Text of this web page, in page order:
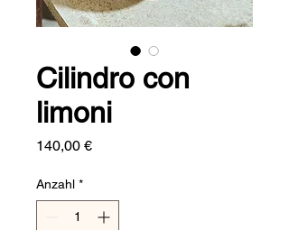
Cilindro con
limoni
140,00 €Preis
Anzahl *